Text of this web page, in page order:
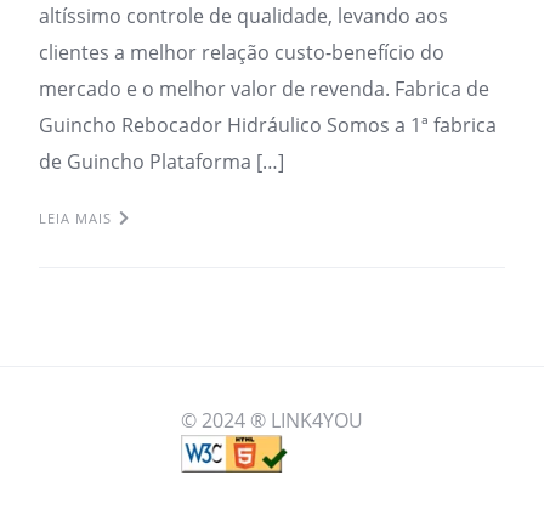
altíssimo controle de qualidade, levando aos
clientes a melhor relação custo-benefício do
mercado e o melhor valor de revenda. Fabrica de
Guincho Rebocador Hidráulico Somos a 1ª fabrica
de Guincho Plataforma […]
LEIA MAIS
© 2024 ® LINK4YOU